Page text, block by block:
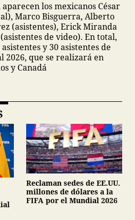
los mexicanos César
Marco Bisguerra, Alberto
(asistentes), Erick Miranda
de video). En total,
y 30 asistentes de
2026, que se realizará en
y Canadá
Reclaman sedes de EE.UU.
millones de dólares a la
FIFA por el Mundial 2026